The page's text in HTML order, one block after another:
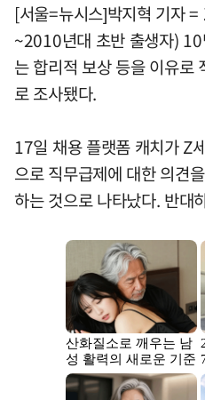
[서울=뉴시스]박지혁 기자
~2010년대 초반 출생자)
는 합리적 보상 등을 이유로
로 조사됐다.
17일 채용 플랫폼 캐치가 Z
으로 직무급제에 대한 의견
하는 것으로 나타났다. 반대